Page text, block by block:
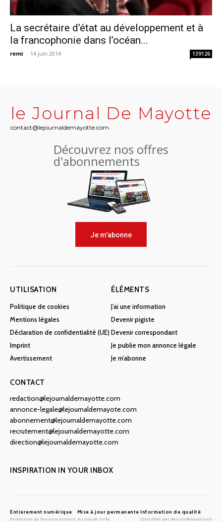
La secrétaire d’état au développement et à
la francophonie dans l’océan...
remi - 14 juin 2014 139126
le Journal De Mayotte
contact@lejournaldemayotte.com
Découvrez nos offres
d'abonnements
Je m'abonne
UTILISATION
Politique de cookies
Mentions légales
Déclaration de confidentialité (UE)
Imprint
Avertissement
ÉLÉMENTS
J’ai une information
Devenir pigiste
Devenir correspondant
Je publie mon annonce légale
Je m’abonne
CONTACT
redaction@lejournaldemayotte.com
annonce-legale@lejournaldemayote.com
abonnement@lejournaldemayotte.com
recrutement@lejournaldemayotte.com
direction@lejournaldemayotte.com
INSPIRATION IN YOUR INBOX
Entierement numérique
Protection de l'environnement
Mise à jour permanente
Au top de l'info
Information de qualité
Contrôlée par des professionnels